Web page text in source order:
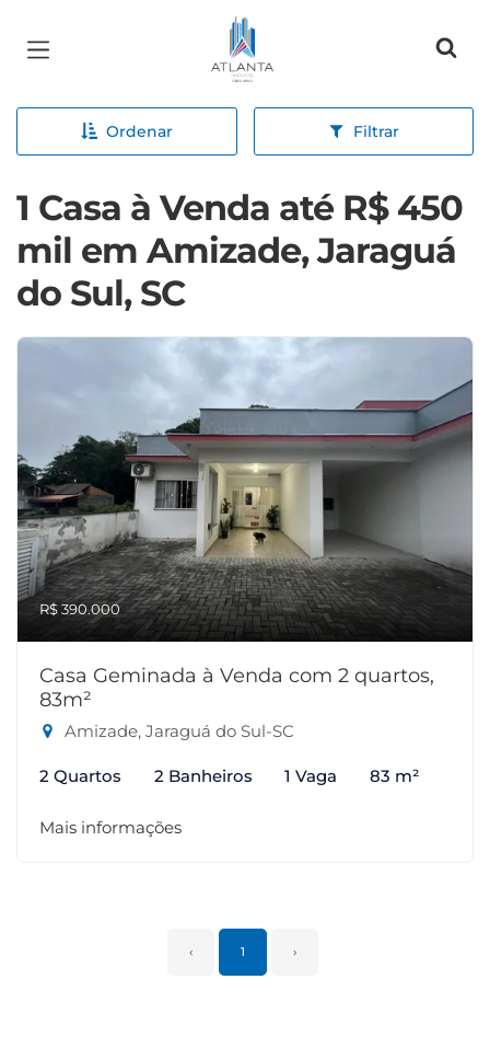
Página inicial
Ordenar Filtrar
1 Casa à Venda até R$ 450
mil em Amizade, Jaraguá
do Sul, SC
R$ 390.000
Casa Geminada à Venda com 2 quartos,
83m²
Amizade, Jaraguá do Sul-SC
2 Quartos 2 Banheiros 1 Vaga 83 m²
Mais informações
‹ 1 ›